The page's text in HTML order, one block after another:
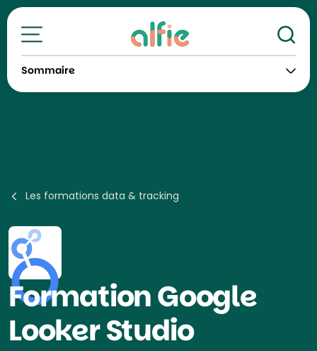
Toutes nos formations
Sommaire
Les formations data & tracking
FormationGoogle
Looker Studio